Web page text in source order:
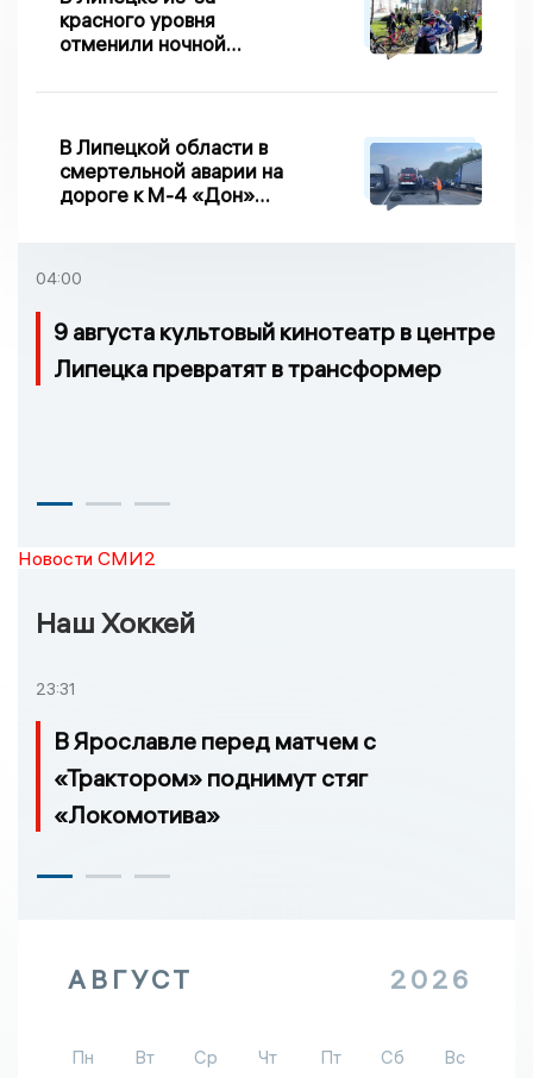
красного уровня
отменили ночной
В Липецкой области в
смертельной аварии на
дороге к М-4 «Дон»
04:00
9 августа культовый кинотеатр в центре
Липецка превратят в трансформер
Новости СМИ2
Наш Хоккей
23:31
В Ярославле перед матчем с
«Трактором» поднимут стяг
«Локомотива»
АВГУСТ 2026
Пн Вт Ср Чт Пт Сб Вс